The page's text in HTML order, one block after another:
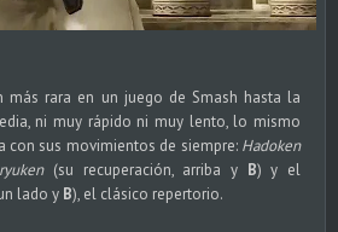
más rara en un juego de Smash hasta la
ni muy rápido ni muy lento, lo mismo
con sus movimientos de siempre: Hadoken
(su recuperación, arriba y B) y el
lado y B), el clásico repertorio.